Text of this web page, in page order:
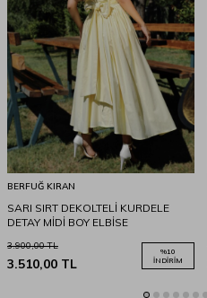
BERFUĞ KIRAN
SARI SIRT DEKOLTELİ KURDELE
DETAY MİDİ BOY ELBİSE
3.900,00TL
3.510,00 TL
%10
İNDIRIM